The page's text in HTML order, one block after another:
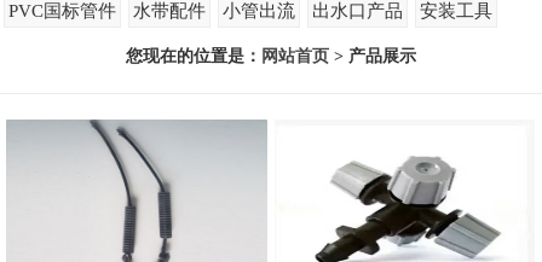
PVC国标管件
水带配件 小管出流 出水口产品 安装工具
您现在的位置是： 网站首页 > 产品展示